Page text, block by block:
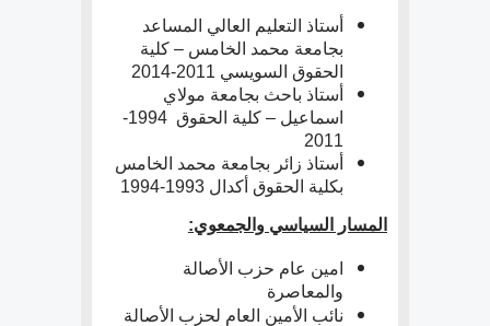
أستاذ التعليم العالي المساعد
بجامعة محمد الخامس – كلية
الحقوق السويسي 2011-2014
أستاذ باحث بجامعة مولاي
اسماعيل – كلية الحقوق 1994-
2011
أستاذ زائر بجامعة محمد الخامس
بكلية الحقوق أكدال 1993-1994
المسار السياسي والجمعوي:
امين عام حزب الأصالة
والمعاصرة
نائب الأمين العام لحزب الأصالة